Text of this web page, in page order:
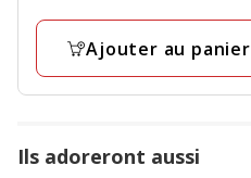
Ajouter au panier
Ils adoreront aussi